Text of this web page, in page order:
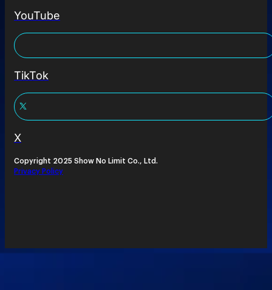
YouTube
TikTok
X
Copyright 2025 Show No Limit Co., Ltd.
Privacy Policy